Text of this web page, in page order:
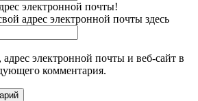
электронной почты!
адрес электронной почты здесь
электронной почты и веб-сайт в
комментария.